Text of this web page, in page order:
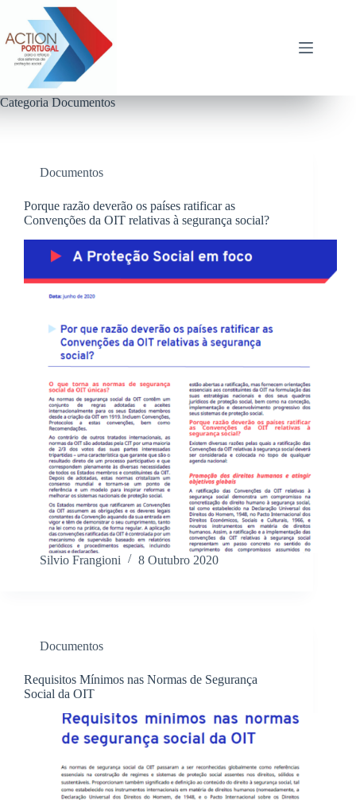
conteúdo
Categoria Documentos
Documentos
Porque razão deverão os países ratificar as
Convenções da OIT relativas à segurança social?
Silvio Frangioni 8 Outubro 2020
Documentos
Requisitos Mínimos nas Normas de Segurança
Social da OIT